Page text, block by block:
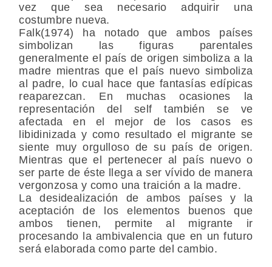
vez que sea necesario adquirir una
costumbre nueva.
Falk(1974) ha notado que ambos países
simbolizan las figuras parentales
generalmente el país de origen simboliza a la
madre mientras que el país nuevo simboliza
al padre, lo cual hace que fantasías edípicas
reaparezcan. En muchas ocasiones la
representación del self también se ve
afectada en el mejor de los casos es
libidinizada y como resultado el migrante se
siente muy orgulloso de su país de origen.
Mientras que el pertenecer al país nuevo o
ser parte de éste llega a ser vívido de manera
vergonzosa y como una traición a la madre.
La desidealización de ambos países y la
aceptación de los elementos buenos que
ambos tienen, permite al migrante ir
procesando la ambivalencia que en un futuro
será elaborada como parte del cambio.